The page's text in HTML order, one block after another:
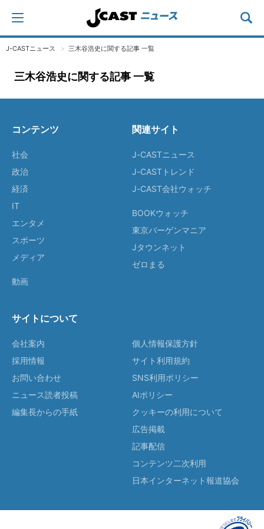
J-CASTニュース 三木谷浩史に関する記事 一覧
三木谷浩史に関する記事 一覧
コンテンツ
社会
政治
経済
IT
エンタメ
スポーツ
メディア
動画
関連サイト
J-CASTニュース
J-CASTトレンド
J-CAST会社ウォッチ
BOOKウォッチ
東京バーゲンマニア
Jタウンネット
ゼロまる
サイトについて
会社案内
採用情報
お問い合わせ
ニュース読者投稿
編集長からの手紙
個人情報保護方針
サイト利用規約
SNS利用ポリシー
AIポリシー
クッキーの利用について
広告掲載
記事配信
コンテンツ二次利用
日本インターネット報道協会